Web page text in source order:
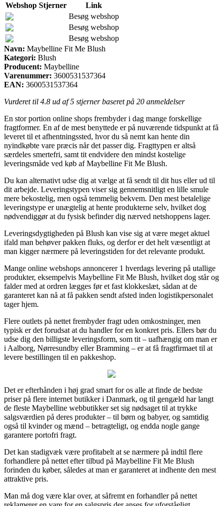
Webshop Stjerner
Link
Besøg webshop
Besøg webshop
Besøg webshop
Navn: Maybelline Fit Me Blush
Kategori: Blush
Producent: Maybelline
Varenummer: 3600531537364
EAN: 3600531537364
Vurderet til 4.8 ud af 5 stjerner baseret på 20 anmeldelser
En stor portion online shops frembyder i dag mange forskellige
fragtformer. En af de mest benyttede er på nuværende tidspunkt at få
leveret til et afhentningssted, hvor du så nemt kan hente din
nyindkøbte vare præcis når det passer dig. Fragttypen er altså
særdeles smertefri, samt tit endvidere den mindst kostelige
leveringsmåde ved køb af Maybelline Fit Me Blush.
Du kan alternativt udse dig at vælge at få sendt til dit hus eller ud til
dit arbejde. Leveringstypen viser sig gennemsnitligt en lille smule
mere bekostelig, men også temmelig bekvem. Den mest betalelige
leveringstype er unægtelig at hente produkterne selv, hvilket dog
nødvendiggør at du fysisk befinder dig nærved netshoppens lager.
Leveringsdygtigheden på Blush kan vise sig at være meget aktuel
ifald man behøver pakken fluks, og derfor er det helt væsentligt at
man kigger nærmere på leveringstiden for det relevante produkt.
Mange online webshops annoncerer 1 hverdags levering på utallige
produkter, eksempelvis Maybelline Fit Me Blush, hvilket dog står og
falder med at ordren lægges før et fast klokkeslæt, sådan at de
garanteret kan nå at få pakken sendt afsted inden logistikpersonalet
tager hjem.
Flere outlets på nettet frembyder fragt uden omkostninger, men
typisk er det forudsat at du handler for en konkret pris. Ellers bør du
udse dig den billigste leveringsform, som tit – uafhængig om man er
i Aalborg, Nørresundby eller Bramming – er at få fragtfirmaet til at
levere bestillingen til en pakkeshop.
Det er efterhånden i høj grad smart for os alle at finde de bedste
priser på flere internet butikker i Danmark, og til gengæld har langt
de fleste Maybelline webbutikker set sig nødsaget til at trykke
salgsværdien på deres produkter – til børn og babyer, og samtidig
også til kvinder og mænd – betragteligt, og endda nogle gange
garantere portofri fragt.
Det kan stadigvæk være profitabelt at se nærmere på indtil flere
forhandlere på nettet efter tilbud på Maybelline Fit Me Blush
forinden du køber, således at man er garanteret at indhente den mest
attraktive pris.
Man må dog være klar over, at såfremt en forhandler på nettet